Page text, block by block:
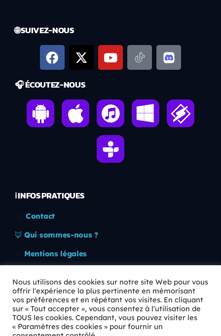
🌐 SUIVEZ-NOUS
🎧 ÉCOUTEZ-NOUS
ℹ️ INFOS PRATIQUES
Contact
🦊 Qui sommes-nous ?
Mentions légales
🛡️ RGPD
Copyright © 2026 Animkids. Tous droits réservés.
Nous utilisons des cookies sur notre site Web pour vous
offrir l'expérience la plus pertinente en mémorisant
vos préférences et en répétant vos visites. En cliquant
sur « Tout accepter », vous consentez à l'utilisation de
TOUS les cookies. Cependant, vous pouvez visiter les
« Paramètres des cookies » pour fournir un